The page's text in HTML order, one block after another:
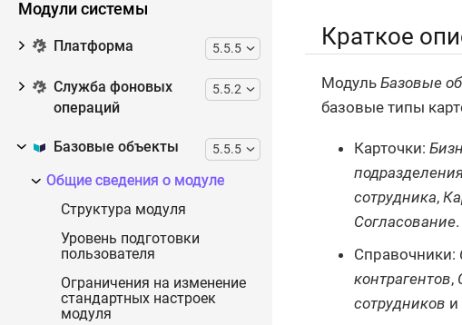
Модули системы
Платформа 5.5.5
Служба фоновых
операций
5.5.2
Базовые объекты 5.5.5
Общие сведения о модуле
Структура модуля
Уровень подготовки
пользователя
Ограничения на изменение
стандартных настроек
модуля
Краткое
Модуль Базовые
базовые типы
Карточки:
сотрудника,
Согласование.
Справочники:
контрагентов,
сотрудников и